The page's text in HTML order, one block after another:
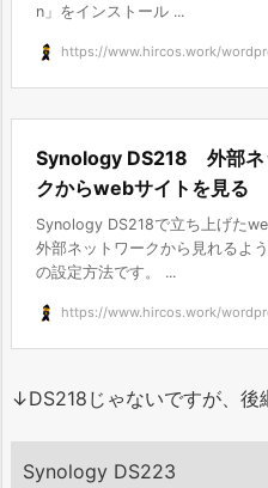
n」をインストール ...
https://www.hircos.work/
Synology DS218 外部ネ
クからwebサイトを見る
Synology DS218で立ち上げた
外部ネットワークから見れるよ
の設定方法です。 ...
https://www.hircos.work/
↓DS218じゃないですが、後
Synology DS223